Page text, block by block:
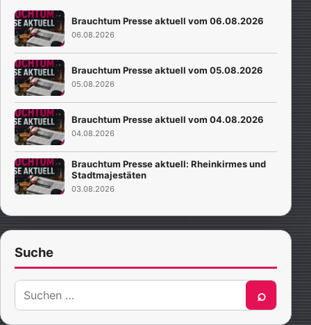
Brauchtum Presse aktuell vom 06.08.2026
06.08.2026
Brauchtum Presse aktuell vom 05.08.2026
05.08.2026
Brauchtum Presse aktuell vom 04.08.2026
04.08.2026
Brauchtum Presse aktuell: Rheinkirmes und
Stadtmajestäten
03.08.2026
Suche
Suche
nach:
⌕